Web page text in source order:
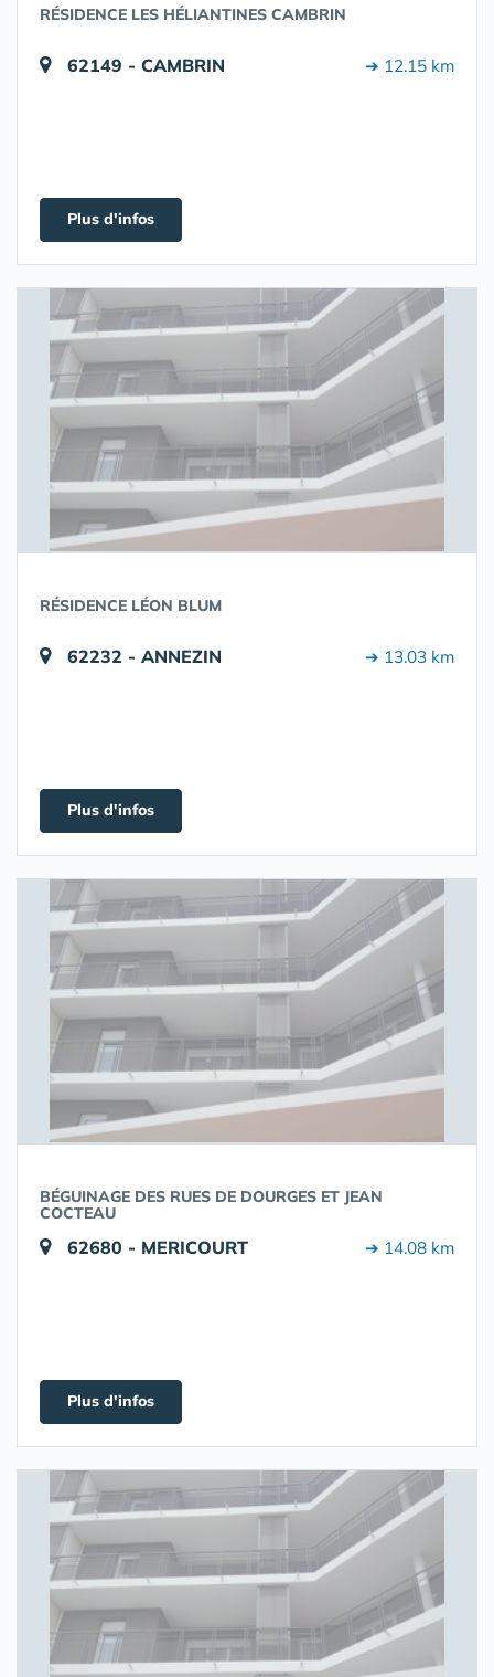
RÉSIDENCE LES HÉLIANTINES CAMBRIN
62149 - CAMBRIN ➔ 12.15 km
Plus d'infos
RÉSIDENCE LÉON BLUM
62232 - ANNEZIN ➔ 13.03 km
Plus d'infos
BÉGUINAGE DES RUES DE DOURGES ET JEAN
COCTEAU
62680 - MERICOURT ➔ 14.08 km
Plus d'infos